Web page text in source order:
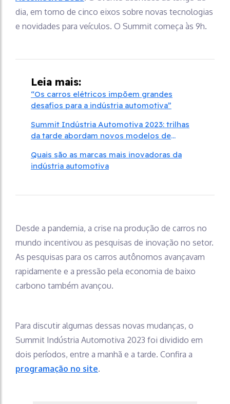
dia, em torno de cinco eixos sobre novas tecnologias
e novidades para veículos. O Summit começa às 9h.
Leia mais:
“Os carros elétricos impõem grandes
desafios para a indústria automotiva”
Summit Indústria Automotiva 2023: trilhas
da tarde abordam novos modelos de
Quais são as marcas mais inovadoras da
indústria automotiva
Desde a pandemia, a crise na produção de carros no
mundo incentivou as pesquisas de inovação no setor.
As pesquisas para os carros autônomos avançavam
rapidamente e a pressão pela economia de baixo
carbono também avançou.
Para discutir algumas dessas novas mudanças, o
Summit Indústria Automotiva 2023 foi dividido em
dois períodos, entre a manhã e a tarde. Confira a
programação no site.